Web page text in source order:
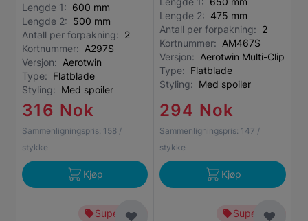
Lengde 1: 600 mm
Lengde 2: 500 mm
Antall per forpakning: 2
Kortnummer: A297S
Versjon: Aerotwin
Type: Flatblade
Styling: Med spoiler
316 Nok
Sammenligningspris: 158 /
stykke
Kjøp
Lengde 2: 475 mm
Antall per forpakning: 2
Kortnummer: AM467S
Versjon: Aerotwin Multi-Clip
Type: Flatblade
Styling: Med spoiler
294 Nok
Sammenligningspris: 147 /
stykke
Kjøp
Superbillig
Superbillig